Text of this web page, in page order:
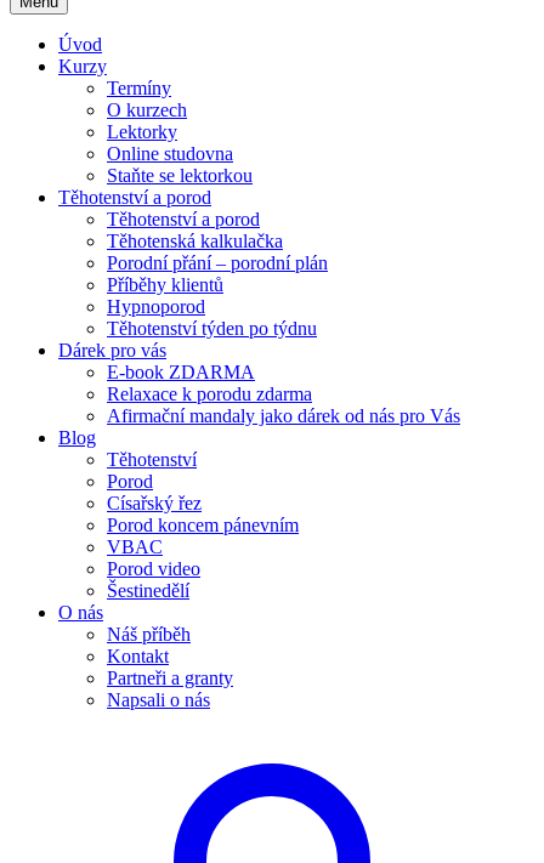
Úvod
Kurzy
Termíny
O kurzech
Lektorky
Online studovna
Staňte se lektorkou
Těhotenství a porod
Těhotenství a porod
Těhotenská kalkulačka
Porodní přání – porodní plán
Příběhy klientů
Hypnoporod
Těhotenství týden po týdnu
Dárek pro vás
E-book ZDARMA
Relaxace k porodu zdarma
Afirmační mandaly jako dárek od nás pro Vás
Blog
Těhotenství
Porod
Císařský řez
Porod koncem pánevním
VBAC
Porod video
Šestinedělí
O nás
Náš příběh
Kontakt
Partneři a granty
Napsali o nás